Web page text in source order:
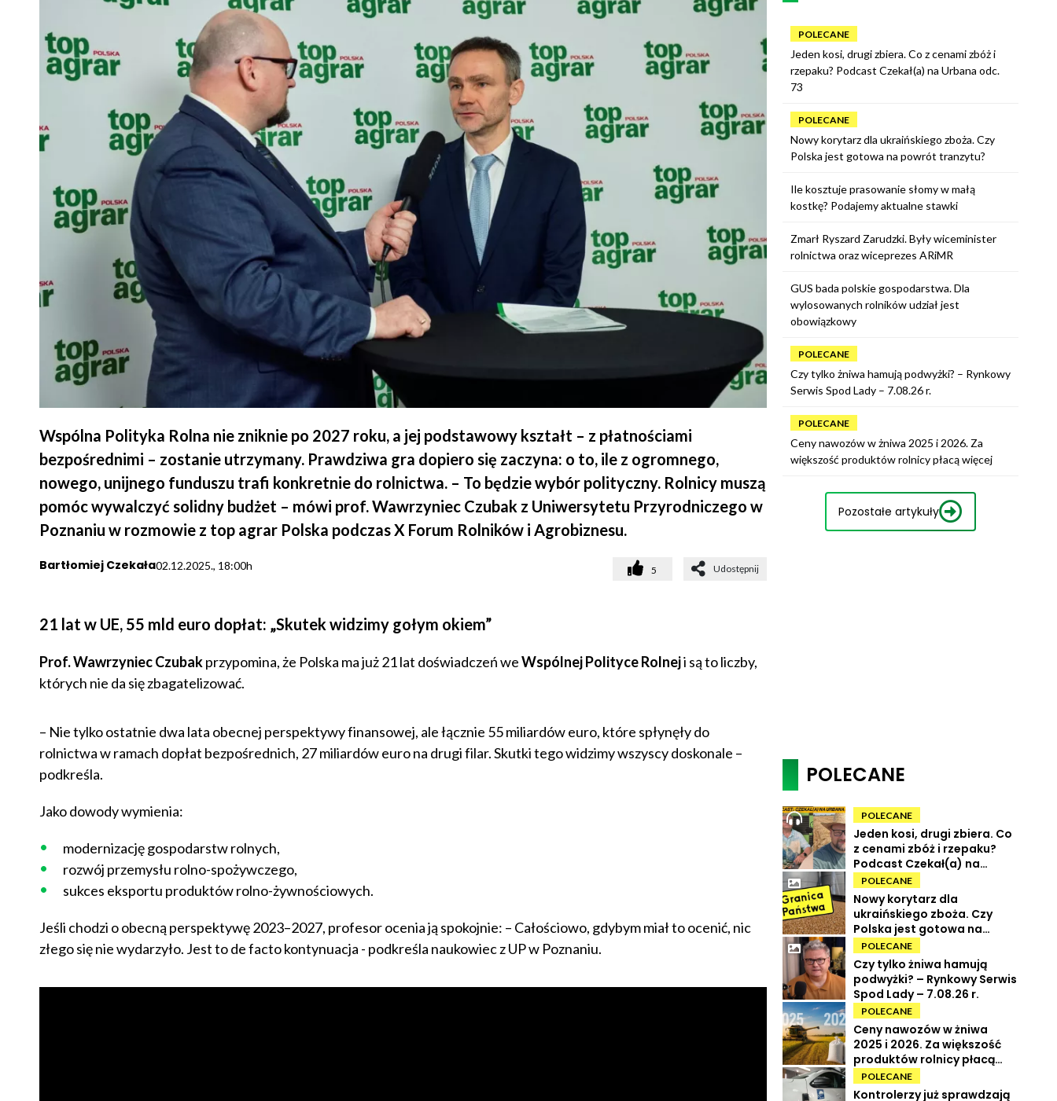
Wspólna Polityka Rolna nie zniknie po 2027 roku, a jej podstawowy kształt – z płatnościami
bezpośrednimi – zostanie utrzymany. Prawdziwa gra dopiero się zaczyna: o to, ile z ogromnego,
nowego, unijnego funduszu trafi konkretnie do rolnictwa. – To będzie wybór polityczny. Rolnicy muszą
pomóc wywalczyć solidny budżet – mówi prof. Wawrzyniec Czubak z Uniwersytetu Przyrodniczego w
Poznaniu w rozmowie z top agrar Polska podczas X Forum Rolników i Agrobiznesu.
Bartłomiej Czekała02.12.2025., 18:00h 5 Udostępnij
21 lat w UE, 55 mld euro dopłat: „Skutek widzimy gołym okiem”
Prof. Wawrzyniec Czubakprzypomina, że Polska ma już 21 lat doświadczeń weWspólnej Polityce Rolneji są to liczby,
których nie da się zbagatelizować.
– Nie tylko ostatnie dwa lata obecnej perspektywy finansowej, ale łącznie 55 miliardów euro, które spłynęły do
rolnictwa w ramach dopłat bezpośrednich, 27 miliardów euro na drugi filar. Skutki tego widzimy wszyscy doskonale –
podkreśla.
Jako dowody wymienia:
modernizację gospodarstw rolnych,
rozwój przemysłu rolno-spożywczego,
sukces eksportu produktów rolno-żywnościowych.
Jeśli chodzi o obecną perspektywę 2023–2027, profesor ocenia ją spokojnie: – Całościowo, gdybym miał to ocenić, nic
złego się nie wydarzyło. Jest to de facto kontynuacja - podkreśla naukowiec z UP w Poznaniu.
POLECANE
Jeden kosi, drugi zbiera. Co z cenami zbóż i
rzepaku? Podcast Czekał(a) na Urbana odc.
73
POLECANE
Nowy korytarz dla ukraińskiego zboża. Czy
Polska jest gotowa na powrót tranzytu?
Ile kosztuje prasowanie słomy w małą
kostkę? Podajemy aktualne stawki
Zmarł Ryszard Zarudzki. Były wiceminister
rolnictwa oraz wiceprezes ARiMR
GUS bada polskie gospodarstwa. Dla
wylosowanych rolników udział jest
obowiązkowy
POLECANE
Czy tylko żniwa hamują podwyżki? – Rynkowy
Serwis Spod Lady – 7.08.26 r.
POLECANE
Ceny nawozów w żniwa 2025 i 2026. Za
większość produktów rolnicy płacą więcej
Pozostałe artykuły
POLECANE
POLECANE
Jeden kosi, drugi zbiera. Co
z cenami zbóż i rzepaku?
Podcast Czekał(a) na
Urbana odc. 73
POLECANE
Nowy korytarz dla
ukraińskiego zboża. Czy
Polska jest gotowa na
powrót tranzytu?
POLECANE
Czy tylko żniwa hamują
podwyżki? – Rynkowy Serwis
Spod Lady – 7.08.26 r.
POLECANE
Ceny nawozów w żniwa
2025 i 2026. Za większość
produktów rolnicy płacą
więcej
POLECANE
Kontrolerzy już sprawdzają